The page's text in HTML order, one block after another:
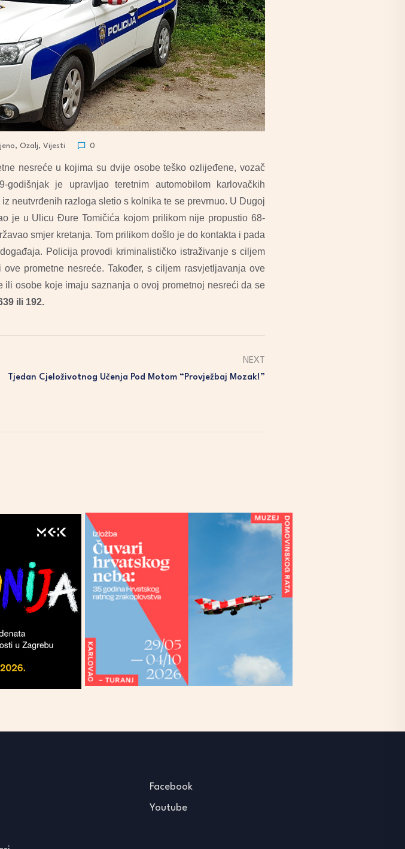
, Ozalj, Vijesti 0
nesreće u kojima su dvije osobe teško ozlijeđene, vozač
je upravljao teretnim automobilom karlovačkih
neutvrđenih razloga sletio s kolnika te se prevrnuo. U Dugoj
je u Ulicu Đure Tomičića kojom prilikom nije propustio 68-
smjer kretanja. Tom prilikom došlo je do kontakta i pada
Policija provodi kriminalističko istraživanje s ciljem
prometne nesreće. Također, s ciljem rasvjetljavanja ove
osobe koje imaju saznanja o ovoj prometnoj nesreći da se
ili 192.
NEXT
Tjedan Cjeloživotnog Učenja Pod Motom “Provježbaj Mozak!”
Facebook
Youtube